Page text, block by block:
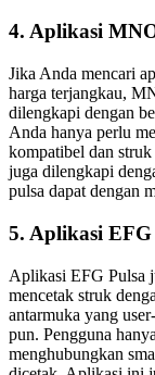
4. Aplikasi
Jika Anda mencari
harga terjangkau,
dilengkapi dengan
Anda hanya perlu
kompatibel dan
juga dilengkapi
pulsa dapat dengan
5. Aplikasi EFG
Aplikasi EFG Pulsa
mencetak struk
antarmuka yang
pun. Pengguna
menghubungkan